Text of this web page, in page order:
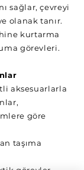
sağlar, çevreyi
olanak tanır.
kurtarma
görevleri.
aksesuarlarla
göre
taşıma